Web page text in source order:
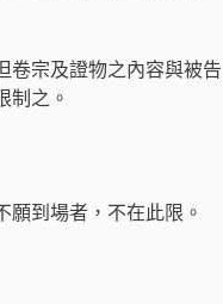
卷宗及證物之內容與被告
制之。
到場者，不在此限。